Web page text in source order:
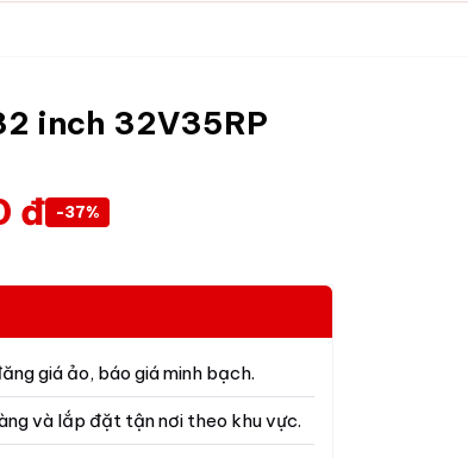
inch 32V35RP
đ -37%
giá ảo, báo giá minh bạch.
và lắp đặt tận nơi theo khu vực.